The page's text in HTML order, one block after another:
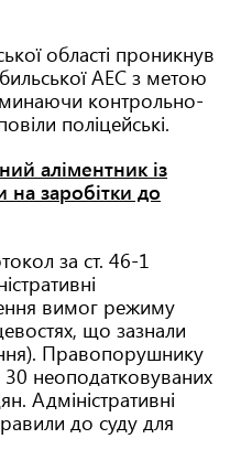
області проникнув
АЕС з метою
контрольно-
поліцейські.
аліментник із
заробітки до
за ст. 46-1
вимог режиму
що зазнали
Правопорушнику
неоподатковуваних
Адміністративні
до суду для